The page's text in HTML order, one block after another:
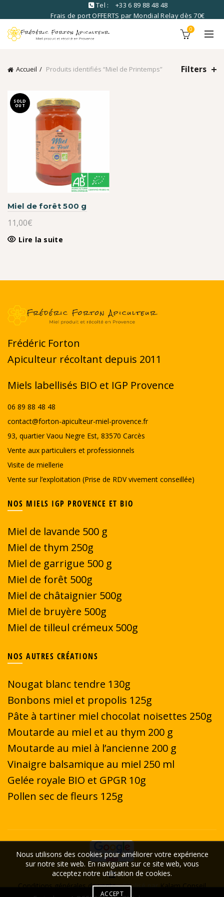
Tel :
+33 6 89 88 48 48
Frais de port OFFERTS par Mondial Relay dès 70€
0
Accueil Produits identifiés “Miel de Printemps” Filters
SOLD
OUT
Miel de forêt 500 g
11,00€
Lire la suite
Frédéric Forton
Apiculteur récoltant depuis 2011
Miels labellisés BIO et IGP Provence
06 89 88 48 48
contact@forton-apiculteur-miel-provence.fr
93, quartier Vaou Negre Est, 83570 Carcès
Vente aux particuliers et professionnels
Visite de miellerie
Vente sur l’exploitation (Prise de RDV vivement conseillée)
NOS MIELS IGP PROVENCE ET BIO
Miel de lavande 500 g
Miel de thym 250g
Miel de garrigue 500 g
Miel de forêt 500g
Miel de châtaignier 500g
Miel de bruyère 500g
Miel de tilleul crémeux 500g
NOS AUTRES CRÉATIONS
Nougat blanc tendre 130g
Bonbons miel et propolis 125g
Pâte à tartiner miel chocolat noisettes 250g
Moutarde au miel et au thym 200 g
Moutarde au miel à l’ancienne 200 g
Vinaigre balsamique au miel 250 ml
Gelée royale BIO et GPGR 10g
Pollen sec de fleurs 125g
Conditions générales de vente- Réalisé par Kalam Conseil
Nous utilisons des cookies pour améliorer votre expérience
sur notre site web. En naviguant sur ce site web, vous
acceptez notre utilisation de cookies.
ACCEPT